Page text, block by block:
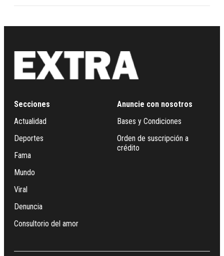
Secciones
Actualidad
Deportes
Fama
Mundo
Viral
Denuncia
Consultorio del amor
Anuncie con nosotros
Bases y Condiciones
Orden de suscripción a
crédito